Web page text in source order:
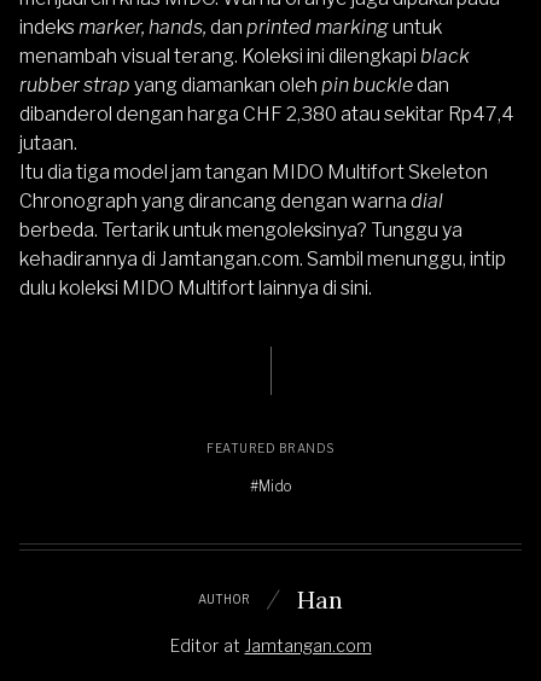
indeksmarker, hands, dan printed markinguntuk
menambah visual terang. Koleksi ini dilengkapi black
rubber strap yang diamankan oleh pin buckledan
dibanderol dengan harga CHF 2,380 atau sekitar Rp47,4
jutaan.
Itu dia tiga model jam tangan MIDO Multifort Skeleton
Chronograph yang dirancang dengan warna dial
berbeda. Tertarik untuk mengoleksinya? Tunggu ya
kehadirannya di Jamtangan.com. Sambil menunggu, intip
dulu koleksi MIDO Multifort lainnya di sini.
FEATURED BRANDS
#Mido
AUTHOR Han
Editor at Jamtangan.com